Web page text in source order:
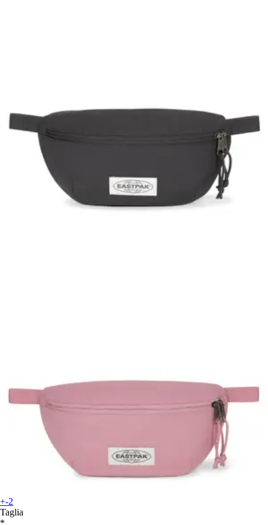
+-2
Taglia
*